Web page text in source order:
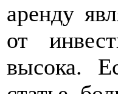
аренду
от
высока.